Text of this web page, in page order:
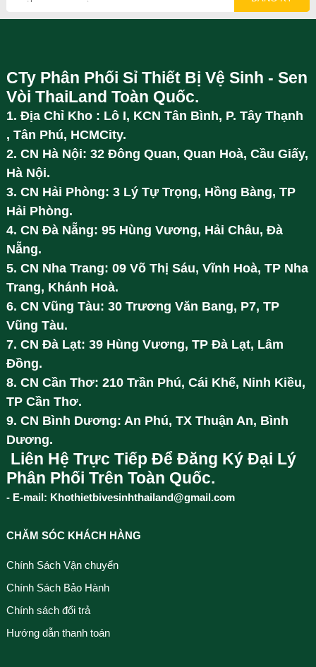
CTy Phân Phối Sỉ Thiết Bị Vệ Sinh - Sen
Vòi ThaiLand Toàn Quốc.
1. Địa Chỉ Kho : Lô I, KCN Tân Bình, P. Tây Thạnh
, Tân Phú, HCMCity.
2. CN Hà Nội: 32 Đông Quan, Quan Hoà, Cầu Giấy,
Hà Nội.
3. CN Hải Phòng: 3 Lý Tự Trọng, Hồng Bàng, TP
Hải Phòng.
4. CN Đà Nẵng: 95 Hùng Vương, Hải Châu, Đà
Nẵng.
5. CN Nha Trang: 09 Võ Thị Sáu, Vĩnh Hoà, TP Nha
Trang, Khánh Hoà.
6. CN Vũng Tàu: 30 Trương Văn Bang, P7, TP
Vũng Tàu.
7. CN Đà Lạt: 39 Hùng Vương, TP Đà Lạt, Lâm
Đồng.
8. CN Cần Thơ: 210 Trần Phú, Cái Khế, Ninh Kiều,
TP Cần Thơ.
9. CN Bình Dương: An Phú, TX Thuận An, Bình
Dương.
Liên Hệ Trực Tiếp Để Đăng Ký Đại Lý
Phân Phối Trên Toàn Quốc.
- E-mail: Khothietbivesinhthailand@gmail.com
CHĂM SÓC KHÁCH HÀNG
Chính Sách Vận chuyển
Chính Sách Bảo Hành
Chính sách đổi trả
Hướng dẫn thanh toán